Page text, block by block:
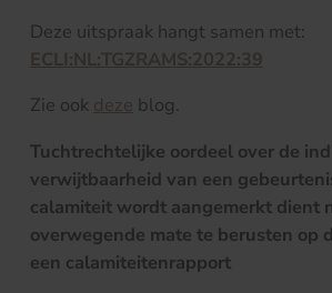
Deze uitspraak hangt samen met:
ECLI:NL:TGZRAMS:2022:39
Zie ook deze blog.
Tuchtrechtelijke oordeel over de
verwijtbaarheid van een
calamiteit wordt aangemerkt dient
overwegende mate te berusten op
een calamiteitenrapport